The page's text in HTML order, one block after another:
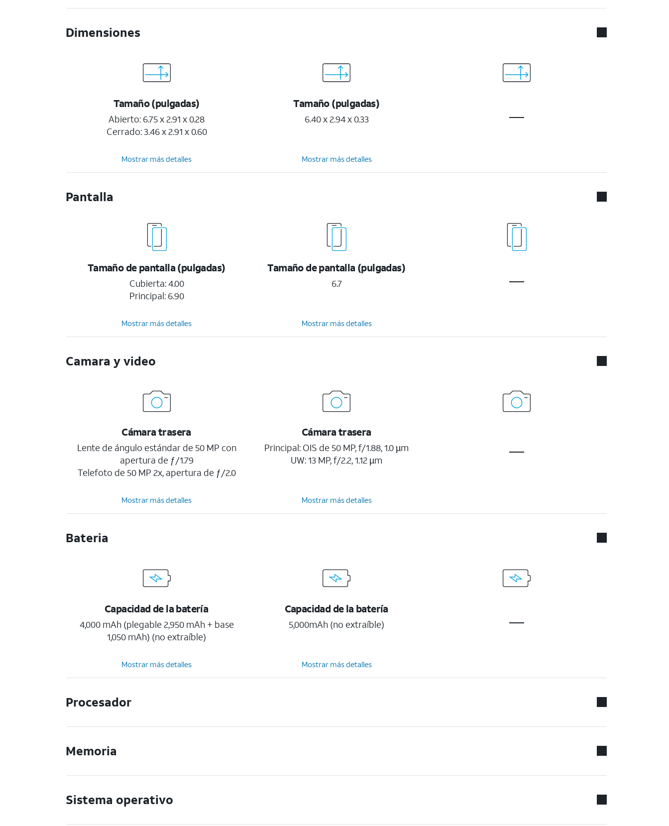
Dimensiones
Tamaño (pulgadas)
Abierto: 6.75 x 2.91 x 0.28
Cerrado: 3.46 x 2.91 x 0.60
Tamaño (pulgadas)
6.40 x 2.94 x 0.33
Mostrar más detalles Mostrar más detalles
Pantalla
Tamaño de pantalla (pulgadas)
Cubierta: 4.00
Principal: 6.90
Tamaño de pantalla (pulgadas)
6.7
Mostrar más detalles Mostrar más detalles
Camara y video
Cámara trasera
Lente de ángulo estándar de 50 MP con
apertura de ƒ/1.79
Telefoto de 50 MP 2x, apertura de ƒ/2.0
Cámara trasera
Principal: OIS de 50 MP, f/1.88, 1.0 µm
UW: 13 MP, f/2.2, 1.12 µm
Mostrar más detalles Mostrar más detalles
Bateria
Capacidad de la batería
4,000 mAh (plegable 2,950 mAh + base
1,050 mAh) (no extraíble)
Capacidad de la batería
5,000mAh (no extraíble)
Mostrar más detalles Mostrar más detalles
Procesador
Memoria
Sistema operativo